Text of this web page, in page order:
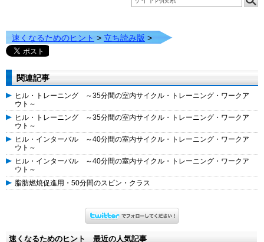
速くなるためのヒント > 立ち読み版 >
関連記事
ヒル・トレーニング ～35分間の室内サイクル・トレーニング・ワークア
ウト～
ヒル・トレーニング ～35分間の室内サイクル・トレーニング・ワークア
ウト～
ヒル・インターバル ～40分間の室内サイクル・トレーニング・ワークア
ウト～
ヒル・インターバル ～40分間の室内サイクル・トレーニング・ワークア
ウト～
脂肪燃焼促進用・50分間のスピン・クラス
速くなるためのヒント 最近の人気記事